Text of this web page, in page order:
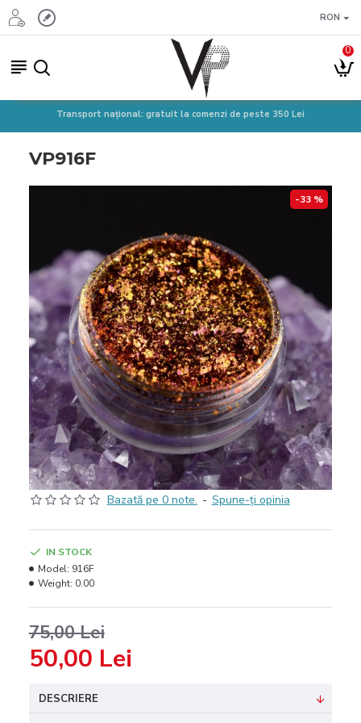
RON
0
Transport național: gratuit la comenzi de peste 350 Lei
VP916F
-33 %
Bazată pe 0 note. - Spune-ţi opinia
50,00 Lei
75,00 Lei
IN STOCK
Model: 916F
Weight: 0.00
DESCRIERE